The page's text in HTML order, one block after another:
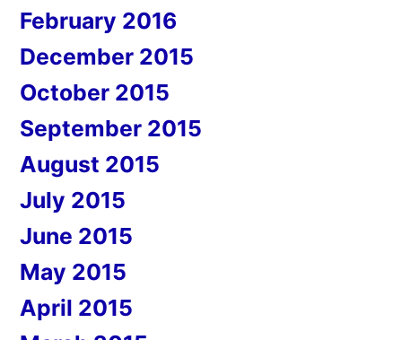
February 2016
December 2015
October 2015
September 2015
August 2015
July 2015
June 2015
May 2015
April 2015